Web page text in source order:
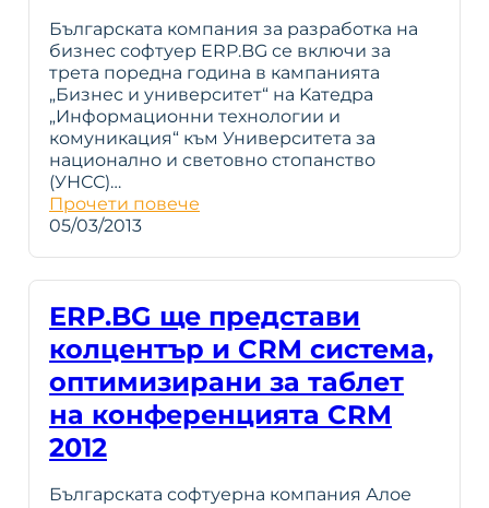
Българската компания за разработка на
бизнес софтуер ERP.BG се включи за
трета поредна година в кампанията
„Бизнес и университет“ на Kaтедра
„Информационни технологии и
комуникация“ към Университета за
национално и световно стопанство
(УНСС)…
Прочети повече
05/03/2013
ERP.BG ще представи
колцентър и CRM система,
оптимизирани за таблет
на конференцията CRM
2012
Българската софтуерна компания Алое